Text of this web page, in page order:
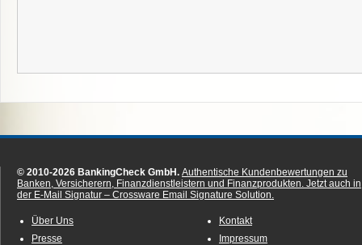
© 2010-2026 BankingCheck GmbH. Authentische Kundenbewertungen zu
Banken, Versicherern, Finanzdienstleistern und Finanzprodukten. Jetzt auch in
der E-Mail Signatur – Crossware Email Signature Solution.
Über Uns
Presse
Kontakt
Impressum